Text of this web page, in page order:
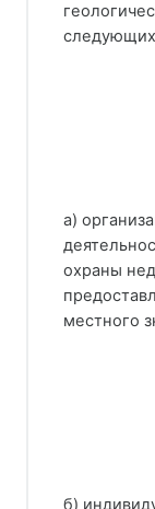
а)
охраны
местного
б)